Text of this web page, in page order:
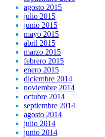
agosto 2015
julio 2015
junio 2015
mayo 2015
abril 2015
marzo 2015
febrero 2015
enero 2015
diciembre 2014
noviembre 2014
octubre 2014
septiembre 2014
agosto 2014
julio 2014
junio 2014